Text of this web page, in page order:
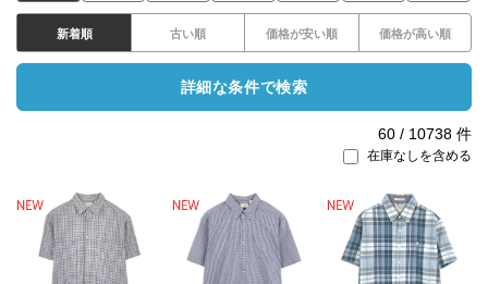
新着順 古い順 価格が安い順 価格が高い順
詳細な条件で検索
60 / 10738 件
在庫なしを含める